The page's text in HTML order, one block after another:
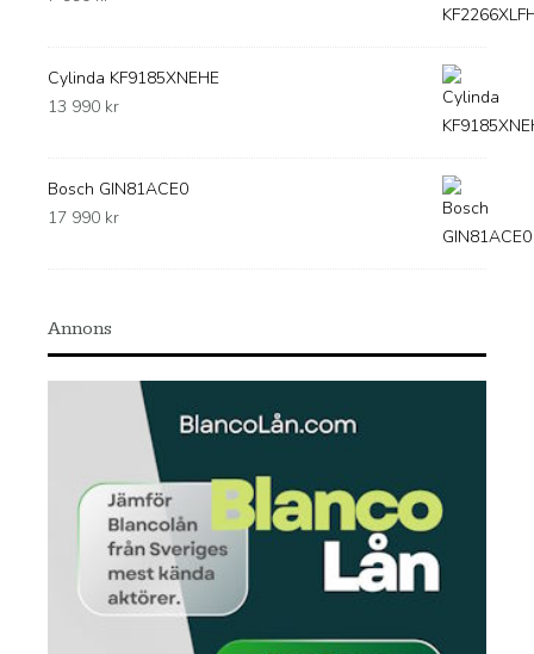
Cylinda KF9185XNEHE
13 990 kr
Bosch GIN81ACE0
17 990 kr
Annons